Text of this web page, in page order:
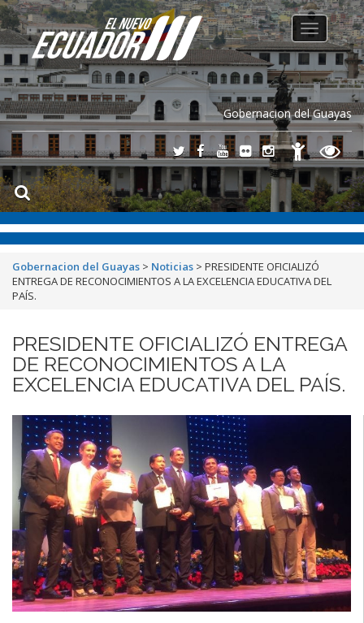
Gobernacion del Guayas
Toggle
navigation
Gobernacion del Guayas > Noticias > PRESIDENTE OFICIALIZÓ
ENTREGA DE RECONOCIMIENTOS A LA EXCELENCIA EDUCATIVA DEL
PAÍS.
PRESIDENTE OFICIALIZÓ ENTREGA
DE RECONOCIMIENTOS A LA
EXCELENCIA EDUCATIVA DEL PAÍS.